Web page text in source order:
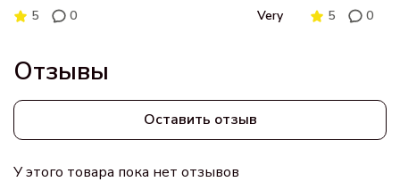
5
0 Very
5
0
Отзывы
Оставить отзыв
У этого товара пока нет отзывов